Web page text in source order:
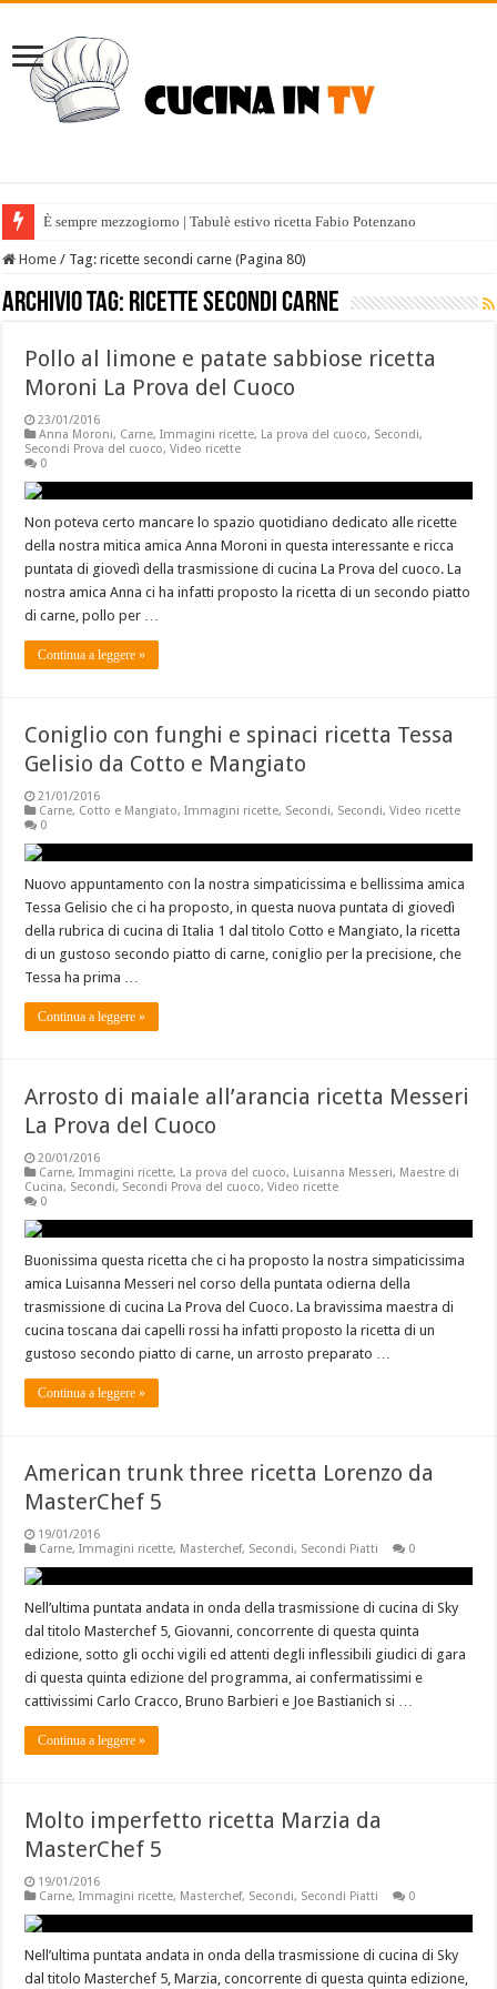
È sempre mezzogiorno | Tabulè estivo ricetta Fabio Potenzano
Home / Tag:ricette secondi carne (Pagina 80)
Archivio tag: ricette secondi carne
Pollo al limone e patate sabbiose ricetta
Moroni La Prova del Cuoco
23/01/2016
Anna Moroni, Carne,Immagini ricette, La prova del cuoco, Secondi,
Secondi Prova del cuoco,Video ricette
0
Non poteva certo mancare lo spazio quotidiano dedicato alle ricette
della nostra mitica amica Anna Moroni in questa interessante e ricca
puntata di giovedì della trasmissione di cucina La Prova del cuoco. La
nostra amica Anna ci ha infatti proposto la ricetta di un secondo piatto
di carne, pollo per …
Continua a leggere »
Coniglio con funghi e spinaci ricetta Tessa
Gelisio da Cotto e Mangiato
21/01/2016
Carne, Cotto e Mangiato,Immagini ricette, Secondi, Secondi,Video ricette
0
Nuovo appuntamento con la nostra simpaticissima e bellissima amica
Tessa Gelisio che ci ha proposto, in questa nuova puntata di giovedì
della rubrica di cucina di Italia 1 dal titolo Cotto e Mangiato, la ricetta
di un gustoso secondo piatto di carne, coniglio per la precisione, che
Tessa ha prima …
Continua a leggere »
Arrosto di maiale all’arancia ricetta Messeri
La Prova del Cuoco
20/01/2016
Carne,Immagini ricette, La prova del cuoco, Luisanna Messeri, Maestre di
Cucina, Secondi, Secondi Prova del cuoco,Video ricette
0
Buonissima questa ricetta che ci ha proposto la nostra simpaticissima
amica Luisanna Messeri nel corso della puntata odierna della
trasmissione di cucina La Prova del Cuoco. La bravissima maestra di
cucina toscana dai capelli rossi ha infatti proposto la ricetta di un
gustoso secondo piatto di carne, un arrosto preparato …
Continua a leggere »
American trunk three ricetta Lorenzo da
MasterChef 5
19/01/2016
Carne,Immagini ricette, Masterchef, Secondi, Secondi Piatti 0
Nell’ultima puntata andata in onda della trasmissione di cucina di Sky
dal titolo Masterchef 5, Giovanni, concorrente di questa quinta
edizione, sotto gli occhi vigili ed attenti degli inflessibili giudici di gara
di questa quinta edizione del programma, ai confermatissimi e
cattivissimi Carlo Cracco, Bruno Barbieri e Joe Bastianich si …
Continua a leggere »
Molto imperfetto ricetta Marzia da
MasterChef 5
19/01/2016
Carne,Immagini ricette, Masterchef, Secondi, Secondi Piatti 0
Nell’ultima puntata andata in onda della trasmissione di cucina di Sky
dal titolo Masterchef 5, Marzia, concorrente di questa quinta edizione,